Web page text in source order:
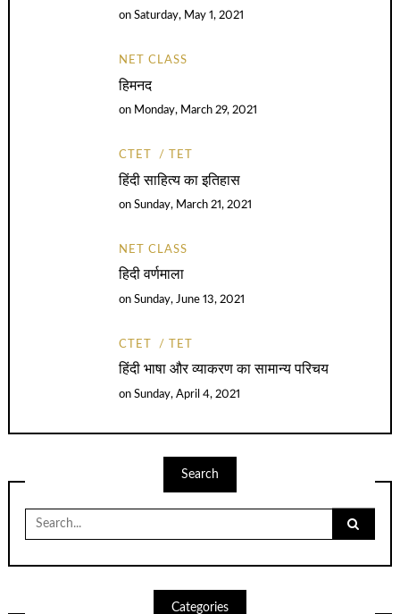
onSaturday, May 1, 2021
NET CLASS
हिमनद
on Monday, March 29, 2021
CTET TET
हिंदी साहित्य का इतिहास
onSunday, March 21, 2021
NET CLASS
हिदी वर्णमाला
onSunday, June 13, 2021
CTET TET
हिंदी भाषा और व्याकरण का सामान्य परिचय
onSunday, April 4, 2021
Search
Search
for:
Categories